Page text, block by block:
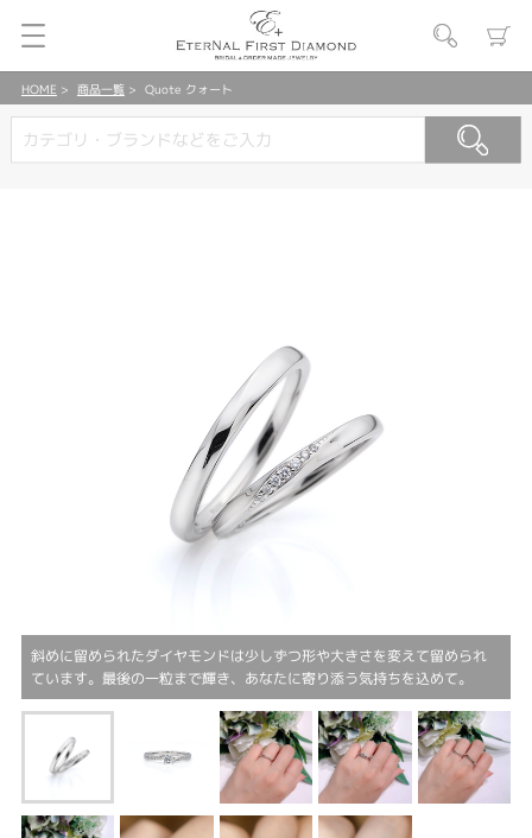
HOME 商品一覧 Quote クォート
斜めに留められたダイヤモンドは少しずつ形や大きさを変えて留められ
ています。最後の一粒まで輝き、あなたに寄り添う気持ちを込めて。